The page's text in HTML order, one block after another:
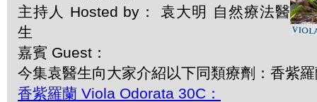
主持人 Hosted by： 袁大明 自然療法醫
生
嘉賓 Guest：
今集袁醫生向大家介紹以下同類療劑：香紫
香紫羅蘭 Viola Odorata 30C：